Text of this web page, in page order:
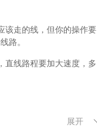
该走的线，但你的操作要
路。
直线路程要加大速度，多
水平的驾驶技术打倒对
展开